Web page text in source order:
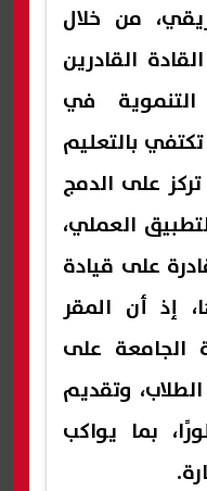
من خلال
القادرين
في
بالتعليم
على الدمج
العملي،
على قيادة
إذ أن المقر
الجامعة على
وتقديم
بما يواكب